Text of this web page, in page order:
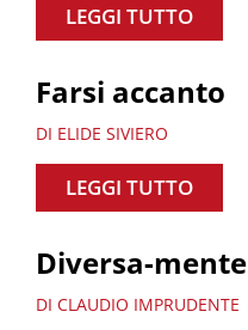
LEGGI TUTTO
Farsi accanto
DI ELIDE SIVIERO
LEGGI TUTTO
Diversa-mente
DI CLAUDIO IMPRUDENTE